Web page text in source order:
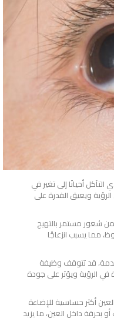
التآكل أحيانًا إلى تغير في
ويعيق القدرة على
شعور مستمر بالتهيج
مما يسبب انزعاجًا
قد تتوقف وظيفة
في الرؤية ويؤثر على جودة
أكثر حساسية للإضاءة
داخل العين، ما يزيد